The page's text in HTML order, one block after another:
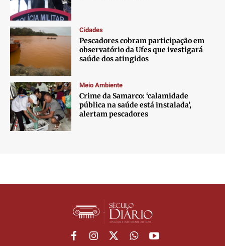
Cidades
Pescadores cobram participação em
observatório da Ufes que ivestigará
saúde dos atingidos
Meio Ambiente
Crime da Samarco: ‘calamidade
pública na saúde está instalada’,
alertam pescadores